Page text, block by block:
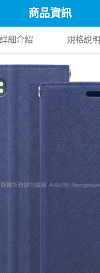
商品資訊
詳細介紹 規格說明